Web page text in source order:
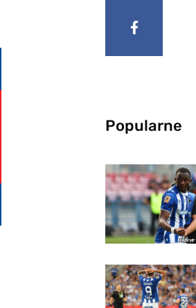
Popularne